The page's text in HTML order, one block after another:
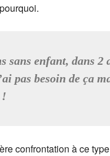
sans enfant, dans
pas besoin de ça
!
confrontation à ce